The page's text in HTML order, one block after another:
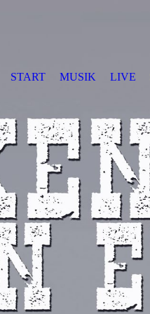
START MUSIK LIVE